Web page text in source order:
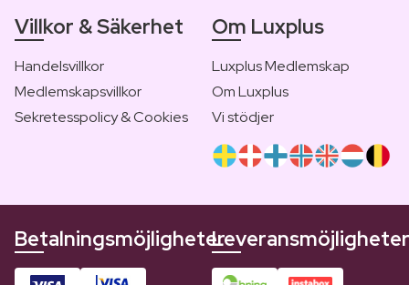
Villkor & Säkerhet
Handelsvillkor
Medlemskapsvillkor
Sekretesspolicy & Cookies
Om Luxplus
Luxplus Medlemskap
Om Luxplus
Vi stödjer
BetalningsmöjligheterLeveransmöjligheter